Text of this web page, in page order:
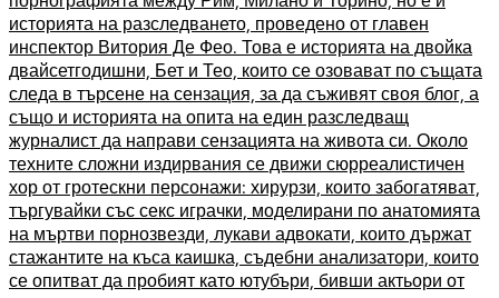
историята на разследването, проведено от главен
инспектор Витория Де Фео. Това е историята на двойка
двайсетгодишни, Бет и Тео, които се озовават по същата
следа в търсене на сензация, за да съживят своя блог, а
също и историята на опита на един разследващ
журналист да направи сензацията на живота си. Около
техните сложни издирвания се движи сюрреалистичен
хор от гротескни персонажи: хирурзи, които забогатяват,
търгувайки със секс играчки, моделирани по анатомията
на мъртви порнозвезди, лукави адвокати, които държат
стажантите на къса каишка, съдебни анализатори, които
се опитват да пробият като ютубъри, бивши актьори от